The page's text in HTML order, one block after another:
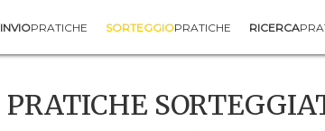
INVIOPRATICHE SORTEGGIOPRATICHE RICERCA
PRATICHE